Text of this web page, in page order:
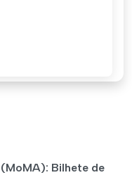
Bilhete de